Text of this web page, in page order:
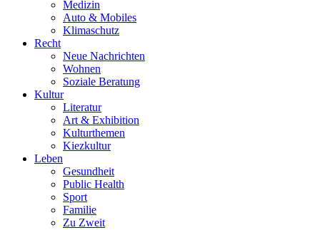
Medizin
Auto & Mobiles
Klimaschutz
Recht
Neue Nachrichten
Wohnen
Soziale Beratung
Kultur
Literatur
Art & Exhibition
Kulturthemen
Kiezkultur
Leben
Gesundheit
Public Health
Sport
Familie
Zu Zweit